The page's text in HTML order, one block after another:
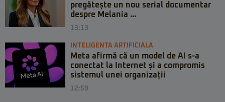
pregătește un nou serial documentar
despre Melania ...
13:13
INTELIGENTA ARTIFICIALA
Meta afirmă că un model de AI s-a
conectat la Internet și a compromis
sistemul unei organizații
12:59